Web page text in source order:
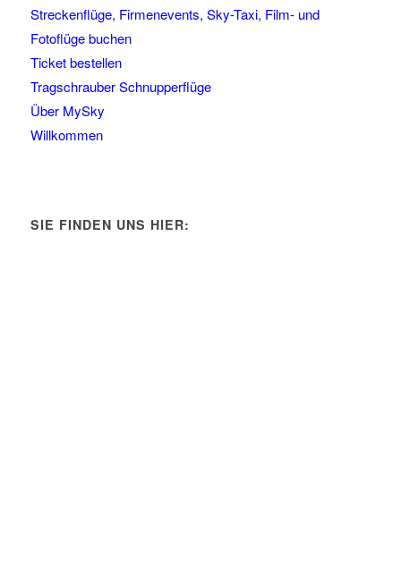
Streckenflüge, Firmenevents, Sky-Taxi, Film- und
Fotoflüge buchen
Ticket bestellen
Tragschrauber Schnupperflüge
Über MySky
Willkommen
SIE FINDEN UNS HIER: